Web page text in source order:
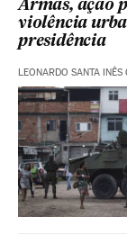
Armas, ação
violência
presidência
LEONARDO SANTA INÊS